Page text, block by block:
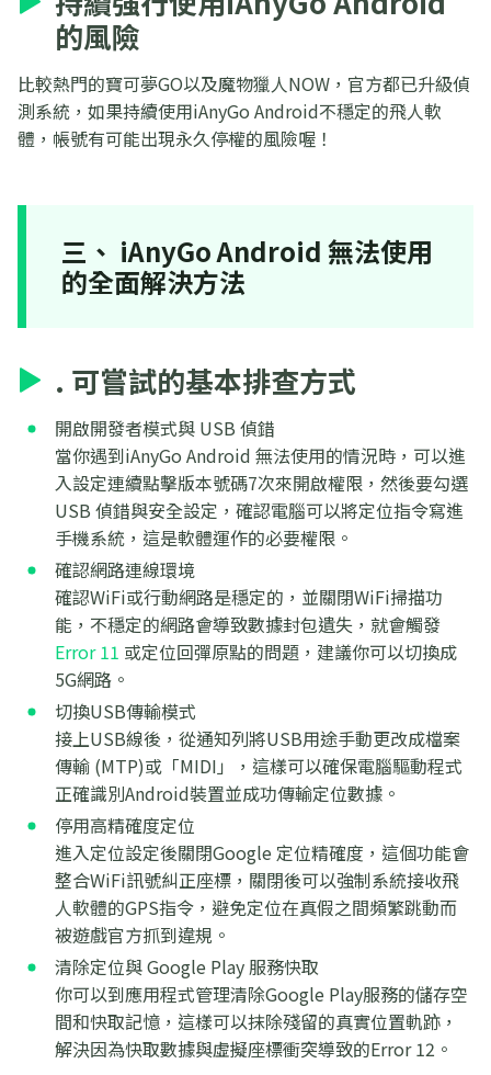
的風險
比較熱門的寶可夢GO以及魔物獵人NOW，官方都已升級偵
測系統，如果持續使用iAnyGo Android不穩定的飛人軟
體，帳號有可能出現永久停權的風險喔！
三、 iAnyGo Android 無法使用
的全面解決方法
. 可嘗試的基本排查方式
開啟開發者模式與 USB 偵錯
當你遇到iAnyGo Android 無法使用的情況時，可以進
入設定連續點擊版本號碼7次來開啟權限，然後要勾選
USB 偵錯與安全設定，確認電腦可以將定位指令寫進
手機系統，這是軟體運作的必要權限。
確認網路連線環境
確認WiFi或行動網路是穩定的，並關閉WiFi掃描功
能，不穩定的網路會導致數據封包遺失，就會觸發
Error 11 或定位回彈原點的問題，建議你可以切換成
5G網路。
切換USB傳輸模式
接上USB線後，從通知列將USB用途手動更改成檔案
傳輸 (MTP)或「MIDI」，這樣可以確保電腦驅動程式
正確識別Android裝置並成功傳輸定位數據。
停用高精確度定位
進入定位設定後關閉Google 定位精確度，這個功能會
整合WiFi訊號糾正座標，關閉後可以強制系統接收飛
人軟體的GPS指令，避免定位在真假之間頻繁跳動而
被遊戲官方抓到違規。
清除定位與 Google Play 服務快取
你可以到應用程式管理清除Google Play服務的儲存空
間和快取記憶，這樣可以抹除殘留的真實位置軌跡，
解決因為快取數據與虛擬座標衝突導致的Error 12。